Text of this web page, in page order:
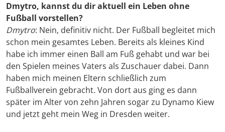
Dmytro, kannst du dir aktuell ein Leben ohne
Fußball vorstellen?
Dmytro: Nein, definitiv nicht. Der Fußball begleitet mich
schon mein gesamtes Leben. Bereits als kleines Kind
habe ich immer einen Ball am Fuß gehabt und war bei
den Spielen meines Vaters als Zuschauer dabei. Dann
haben mich meinen Eltern schließlich zum
Fußballverein gebracht. Von dort aus ging es dann
später im Alter von zehn Jahren sogar zu Dynamo Kiew
und jetzt geht mein Weg in Dresden weiter.